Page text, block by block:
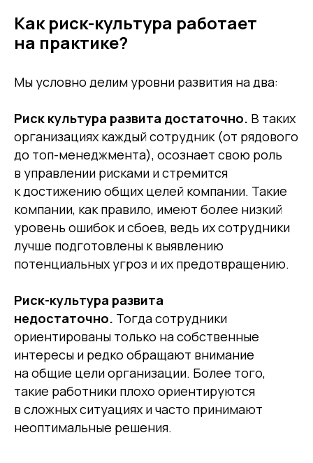
Как риск-культура работает
на практике?
Мы условно делим уровни развития на два:
Риск культура развита достаточно. В таких
организациях каждый сотрудник (от рядового
до топ-менеджмента), осознает свою роль
в управлении рисками и стремится
к достижению общих целей компании. Такие
компании, как правило, имеют более низкий
уровень ошибок и сбоев, ведь их сотрудники
лучше подготовлены к выявлению
потенциальных угроз и их предотвращению.
Риск-культура развита
недостаточно. Тогда сотрудники
ориентированы только на собственные
интересы и редко обращают внимание
на общие цели организации. Более того,
такие работники плохо ориентируются
в сложных ситуациях и часто принимают
неоптимальные решения.